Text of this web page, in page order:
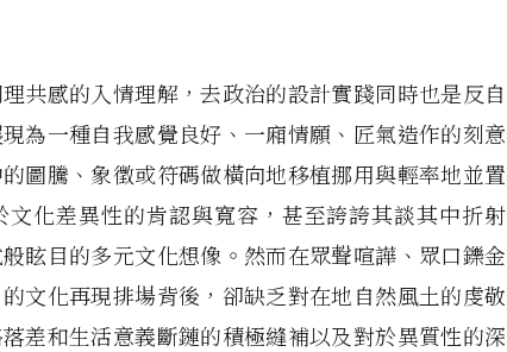
共感的入情理解，去政治的設計實踐同時也是反自
為一種自我感覺良好、一廂情願、匠氣造作的刻意
圖騰、象徵或符碼做橫向地移植挪用與輕率地並置
文化差異性的肯認與寬容，甚至誇誇其談其中折射
眩目的多元文化想像。然而在眾聲喧譁、眾口鑠金
的文化再現排場背後，卻缺乏對在地自然風土的虔敬
差和生活意義斷鏈的積極縫補以及對於異質性的深